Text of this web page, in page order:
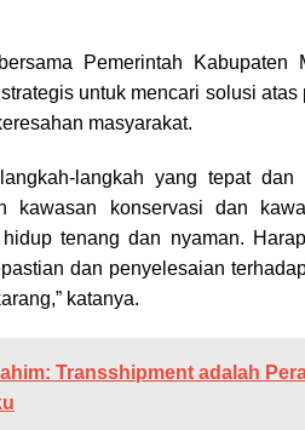
Pemerintah Kabupaten
untuk mencari solusi atas
masyarakat.
langkah yang tepat dan
kawasan konservasi dan
tenang dan nyaman.
dan penyelesaian
katanya.
Transshipment adalah